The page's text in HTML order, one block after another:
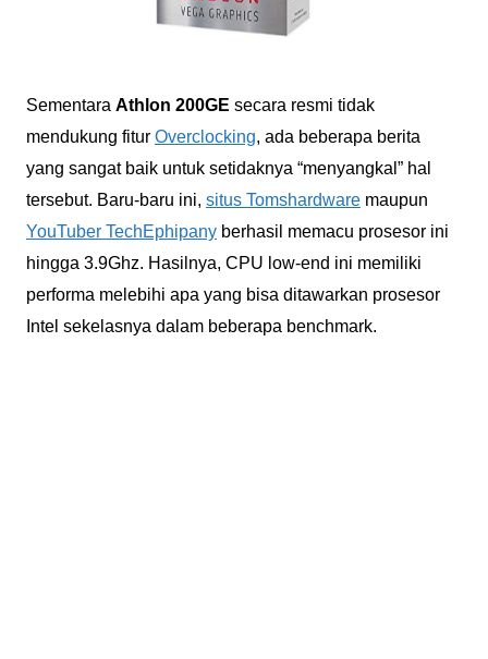
Sementara Athlon 200GE secara resmi tidak
mendukung fitur Overclocking, ada beberapa berita
yang sangat baik untuk setidaknya “menyangkal” hal
tersebut. Baru-baru ini, situs Tomshardwaremaupun
YouTuber TechEphipanyberhasil memacu prosesor ini
hingga 3.9Ghz. Hasilnya, CPU low-end ini memiliki
performa melebihi apa yang bisa ditawarkan prosesor
Intel sekelasnya dalam beberapa benchmark.